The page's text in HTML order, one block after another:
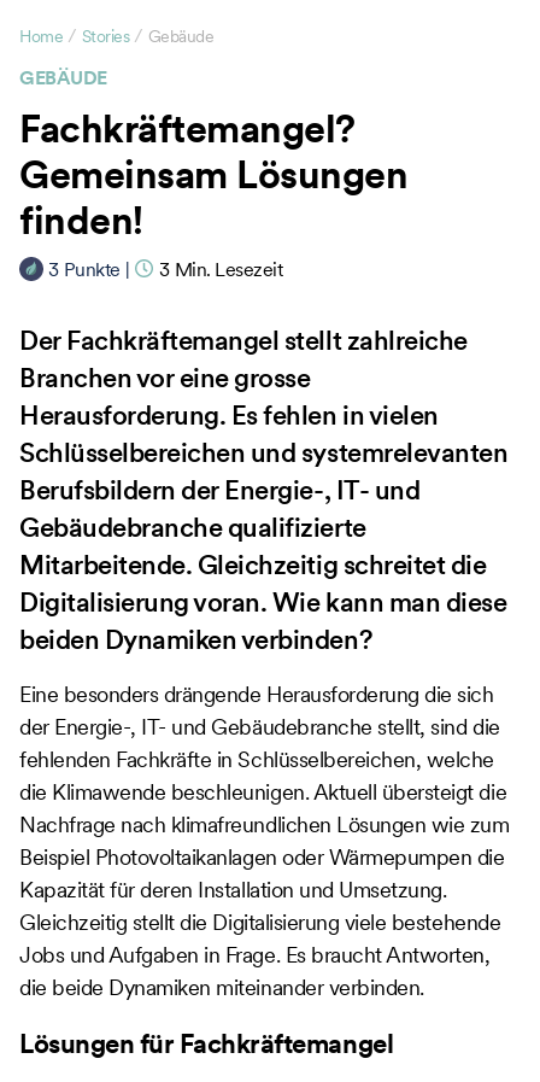
GEBÄUDE
Home / Stories / Gebäude
Fachkräftemangel?
Gemeinsam Lösungen
finden!
3 Punkte | 3 Min. Lesezeit
Der Fachkräftemangel stellt zahlreiche
Branchen vor eine grosse
Herausforderung. Es fehlen in vielen
Schlüsselbereichen und systemrelevanten
Berufsbildern der Energie-, IT- und
Gebäudebranche qualifizierte
Mitarbeitende. Gleichzeitig schreitet die
Digitalisierung voran. Wie kann man diese
beiden Dynamiken verbinden?
Eine besonders drängende Herausforderung die sich
der Energie-, IT- und Gebäudebranche stellt, sind die
fehlenden Fachkräfte in Schlüsselbereichen, welche
die Klimawende beschleunigen. Aktuell übersteigt die
Nachfrage nach klimafreundlichen Lösungen wie zum
Beispiel Photovoltaikanlagen oder Wärmepumpen die
Kapazität für deren Installation und Umsetzung.
Gleichzeitig stellt die Digitalisierung viele bestehende
Jobs und Aufgaben in Frage. Es braucht Antworten,
die beide Dynamiken miteinander verbinden.
Lösungen für Fachkräftemangel